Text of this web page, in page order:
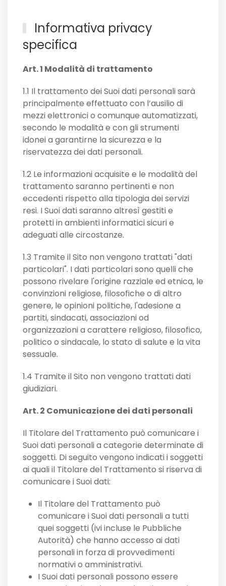
Informativa privacy
specifica
Art. 1 Modalità di trattamento
1.1 Il trattamento dei Suoi dati personali sarà
principalmente effettuato con l’ausilio di
mezzi elettronici o comunque automatizzati,
secondo le modalità e con gli strumenti
idonei a garantirne la sicurezza e la
riservatezza dei dati personali.
1.2 Le informazioni acquisite e le modalità del
trattamento saranno pertinenti e non
eccedenti rispetto alla tipologia dei servizi
resi. I Suoi dati saranno altresì gestiti e
protetti in ambienti informatici sicuri e
adeguati alle circostanze.
1.3 Tramite il Sito non vengono trattati "dati
particolari". I dati particolari sono quelli che
possono rivelare l'origine razziale ed etnica, le
convinzioni religiose, filosofiche o di altro
genere, le opinioni politiche, l'adesione a
partiti, sindacati, associazioni od
organizzazioni a carattere religioso, filosofico,
politico o sindacale, lo stato di salute e la vita
sessuale.
1.4 Tramite il Sito non vengono trattati dati
giudiziari.
Art. 2 Comunicazione dei dati personali
Il Titolare del Trattamento può comunicare i
Suoi dati personali a categorie determinate di
soggetti. Di seguito vengono indicati i soggetti
ai quali il Titolare del Trattamento si riserva di
comunicare i Suoi dati:
Il Titolare del Trattamento può
comunicare i Suoi dati personali a tutti
quei soggetti (ivi incluse le Pubbliche
Autorità) che hanno accesso ai dati
personali in forza di provvedimenti
normativi o amministrativi.
I Suoi dati personali possono essere